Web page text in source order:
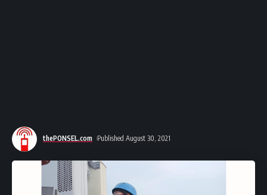
thePONSEL.com Published August 30, 2021